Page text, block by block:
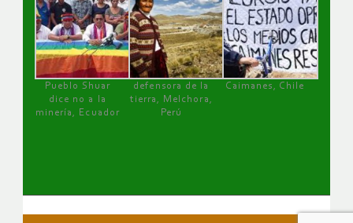
Pueblo Shuar
dice no a la
minería, Ecuador
defensora de la
tierra, Melchora,
Perú
Caimanes, Chile